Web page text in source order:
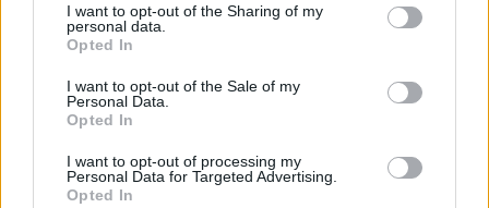
not limited to your visit or usage behaviour. You may click to
grant or deny consent to Google and its third-party tags to
use your data for below specified purposes in below Google
consent section.
I want to opt-out of the Sharing of my
personal data.
Opted In
I want to opt-out of the Sale of my
Personal Data.
Opted In
I want to opt-out of processing my
Personal Data for Targeted Advertising.
Opted In
Τρόποι Πληρωμής
Αντικαταβολή (κόστος 1€)
Τραπεζική κατάθεση (η αποστολή γίνεται μετά την
επιβεβαίωση πληρωμής)
Αποστολή
Αποστολές σε Ελλάδα & Κύπρο